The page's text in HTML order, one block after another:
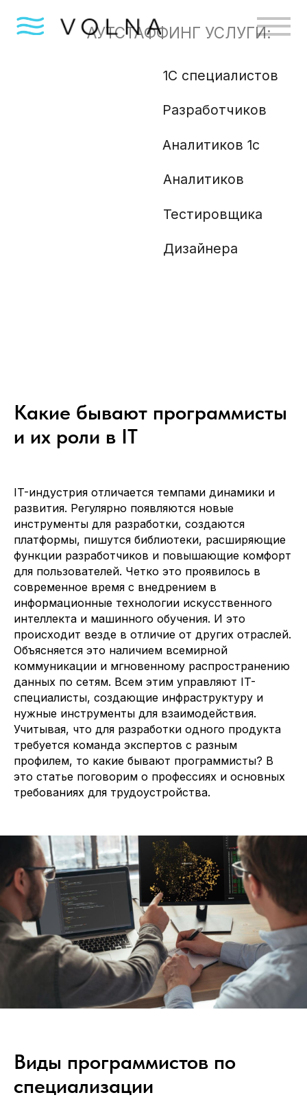
Разработчиков
Аналитиков 1с
Тестировщика
Дизайнера
АУТСТАФФИНГ УСЛУГИ:
Какие бывают программисты
и их роли в IT
IT-индустрия отличается темпами динамики и
развития. Регулярно появляются новые
инструменты для разработки, создаются
платформы, пишутся библиотеки, расширяющие
функции разработчиков и повышающие комфорт
для пользователей. Четко это проявилось в
современное время с внедрением в
информационные технологии искусственного
интеллекта и машинного обучения. И это
происходит везде в отличие от других отраслей.
Объясняется это наличием всемирной
коммуникации и мгновенному распространению
данных по сетям. Всем этим управляют IT-
специалисты, создающие инфраструктуру и
нужные инструменты для взаимодействия.
Учитывая, что для разработки одного продукта
требуется команда экспертов с разным
профилем, то какие бывают программисты? В
это статье поговорим о профессиях и основных
требованиях для трудоустройства.
Виды программистов по
специализации